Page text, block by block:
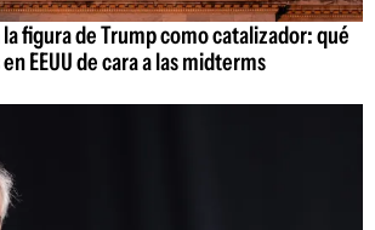
la figura de Trump como catalizador: qué
EEUU de cara a las midterms